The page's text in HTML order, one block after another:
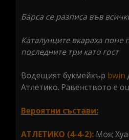
Барса се разписа във
Каталунците вкараха поне
последните три като гост
Водещият букмейкър bwin
Атлетико. Равенството е
Вероятни състави:
АТЛЕТИКО (4-4-2): Моя;